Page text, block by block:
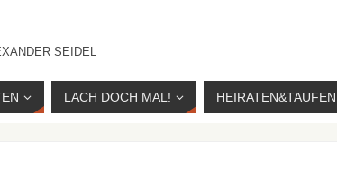
SEIDEL
LACH DOCH MAL! HEIRATEN&TAUFEN